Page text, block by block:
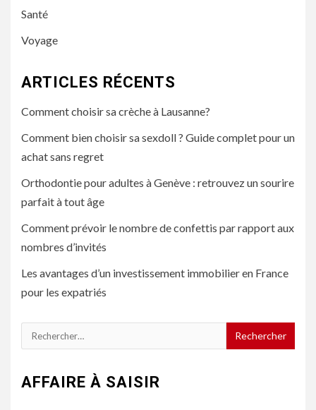
Santé
Voyage
ARTICLES RÉCENTS
Comment choisir sa crèche à Lausanne?
Comment bien choisir sa sexdoll ? Guide complet pour un
achat sans regret
Orthodontie pour adultes à Genève : retrouvez un sourire
parfait à tout âge
Comment prévoir le nombre de confettis par rapport aux
nombres d’invités
Les avantages d’un investissement immobilier en France
pour les expatriés
Rechercher :
AFFAIRE À SAISIR